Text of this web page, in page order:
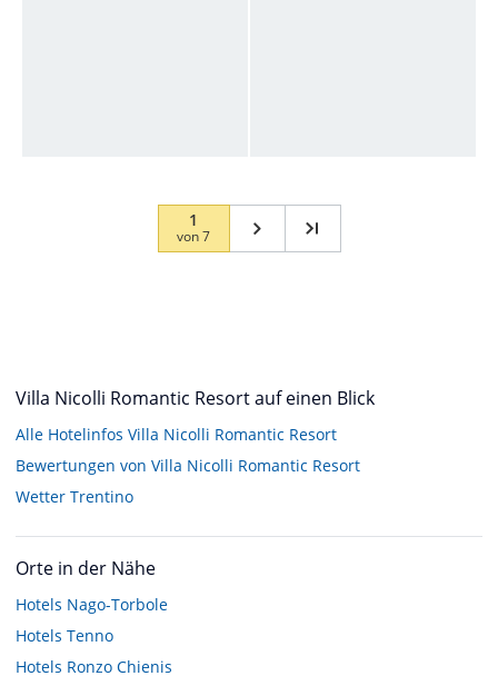
1
von7
Villa Nicolli Romantic Resort auf einen Blick
Alle Hotelinfos Villa Nicolli Romantic Resort
Bewertungen von Villa Nicolli Romantic Resort
Wetter Trentino
Orte in der Nähe
Hotels Nago-Torbole
Hotels Tenno
Hotels Ronzo Chienis